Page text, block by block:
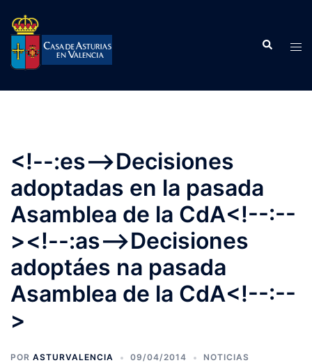
contenido
Buscar
<!--:es-->Decisiones
adoptadas en la pasada
Asamblea de la CdA<!--:--
><!--:as-->Decisiones
adoptáes na pasada
Asamblea de la CdA<!--:--
>
POR ASTURVALENCIA 09/04/2014 NOTICIAS